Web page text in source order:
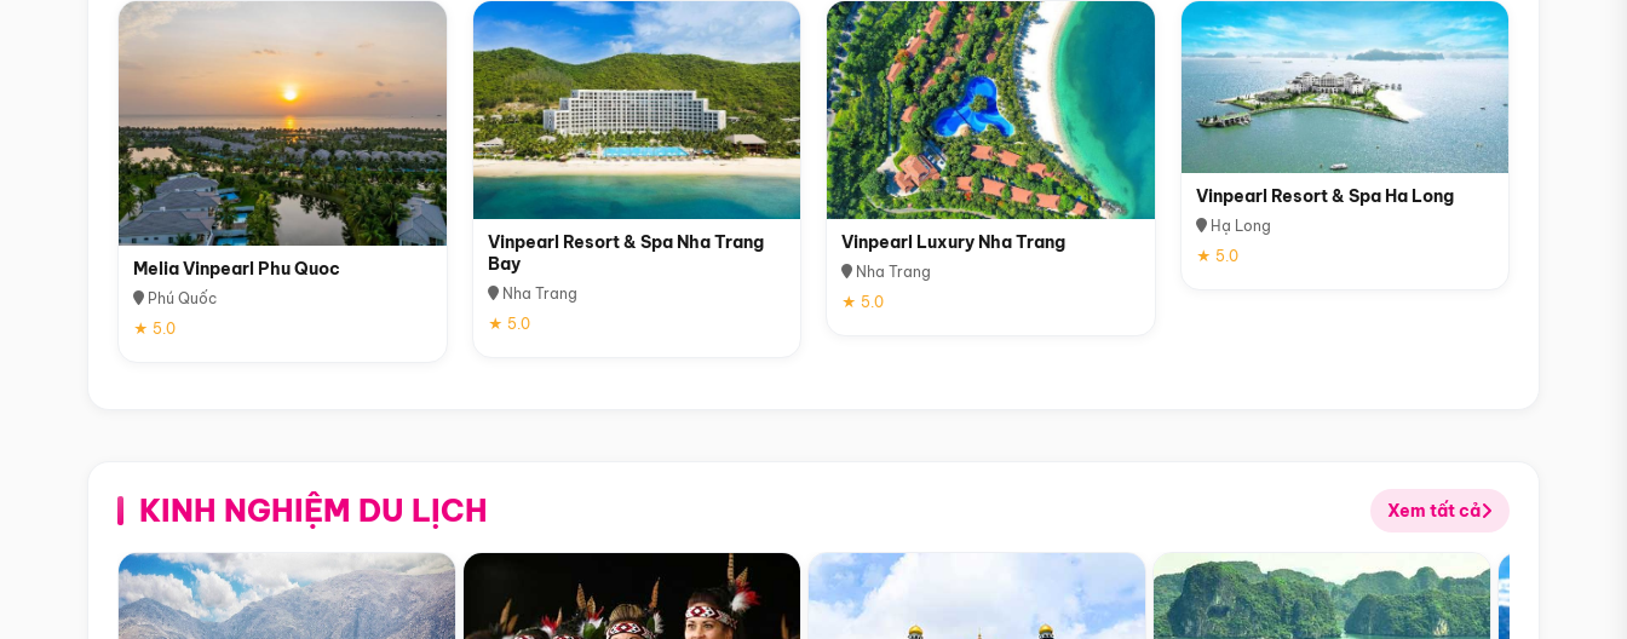
Melia Vinpearl Phu Quoc
Phú Quốc
★ 5.0
Vinpearl Resort & Spa Nha Trang
Bay
Nha Trang
★ 5.0
Vinpearl Luxury Nha Trang
Nha Trang
★ 5.0
Vinpearl Resort & Spa Ha Long
Hạ Long
★ 5.0
KINH NGHIỆM DU LỊCH Xem tất cả